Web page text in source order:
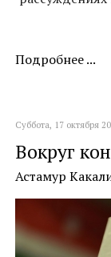
Подробнее ...
Суббота, 17 октября
Вокруг
Астамур